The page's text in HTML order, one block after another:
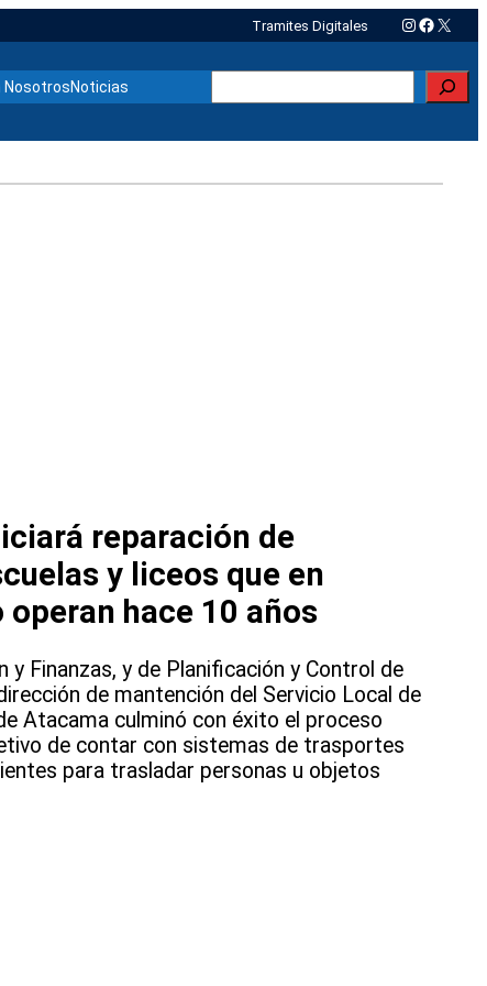
Tramites Digitales Instagram
X
NosotrosNoticias
reparación de
y liceos que en
hace 10 años
y Finanzas, y de Planificación y Control de
de mantención del Servicio Local de
Atacama culminó con éxito el proceso
de contar con sistemas de trasportes
para trasladar personas u objetos